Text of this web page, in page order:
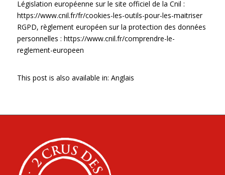
Législation européenne sur le site officiel de la Cnil :
https://www.cnil.fr/fr/cookies-les-outils-pour-les-maitriser
RGPD, règlement européen sur la protection des données
personnelles : https://www.cnil.fr/comprendre-le-
reglement-europeen
This post is also available in: Anglais